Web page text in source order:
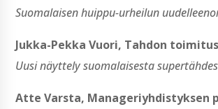
Suomalaisen huippu-urheilun
Jukka-Pekka Vuori, Tahdon
Uusi näyttely suomalaisesta
Atte Varsta, Manageriyhdistyksen